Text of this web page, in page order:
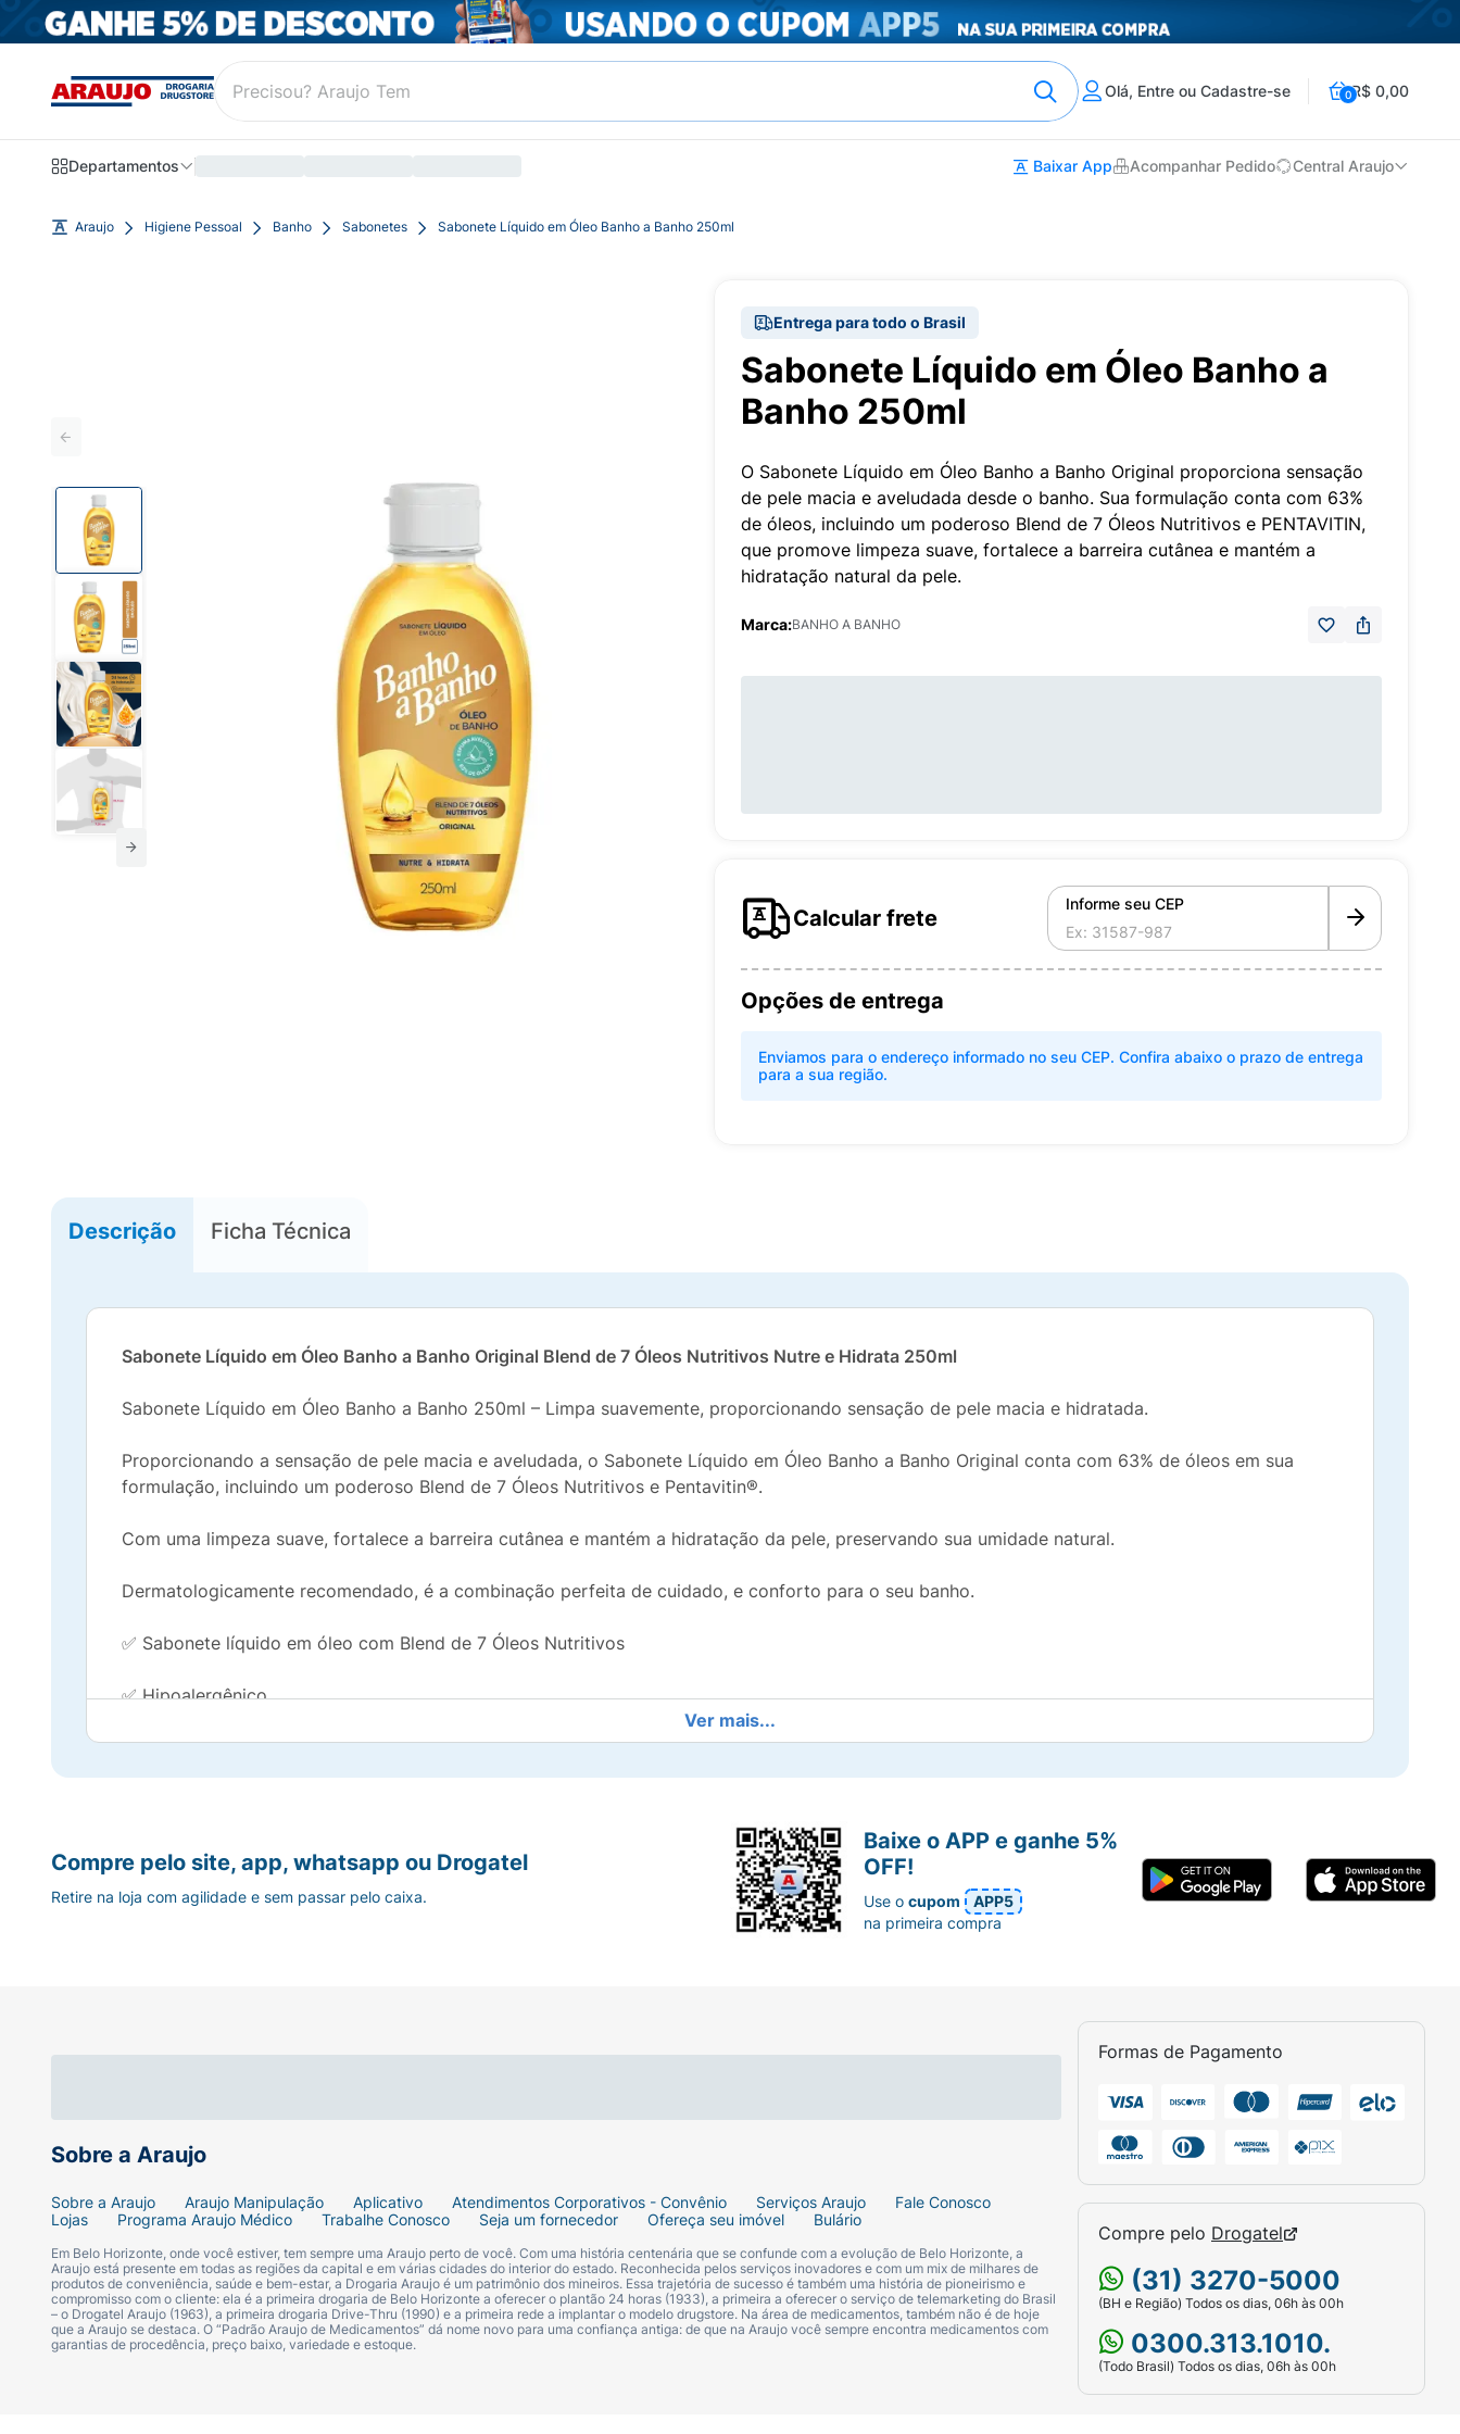
Olá, Entre ou Cadastre-se 0R$ 0,00
Departamentos Baixar App Acompanhar Pedido Central Araujo
Araujo Higiene Pessoal Banho Sabonetes Sabonete Líquido em Óleo Banho a Banho 250ml
Entrega para todo o Brasil
Sabonete Líquido em Óleo Banho a
Banho 250ml
O Sabonete Líquido em Óleo Banho a Banho Original proporciona sensação
de pele macia e aveludada desde o banho. Sua formulação conta com 63%
de óleos, incluindo um poderoso Blend de 7 Óleos Nutritivos e PENTAVITIN,
que promove limpeza suave, fortalece a barreira cutânea e mantém a
hidratação natural da pele.
Marca:BANHO A BANHO
Calcular frete
Informe seu CEP
Opções de entrega
Enviamos para o endereço informado no seu CEP. Confira abaixo o prazo de entrega
para a sua região.
Descrição Ficha Técnica
Sabonete Líquido em Óleo Banho a Banho Original Blend de 7 Óleos Nutritivos Nutre e Hidrata 250ml
Sabonete Líquido em Óleo Banho a Banho 250ml – Limpa suavemente, proporcionando sensação de pele macia e hidratada.
Proporcionando a sensação de pele macia e aveludada, o Sabonete Líquido em Óleo Banho a Banho Original conta com 63% de óleos em sua
formulação, incluindo um poderoso Blend de 7 Óleos Nutritivos e Pentavitin®.
Com uma limpeza suave, fortalece a barreira cutânea e mantém a hidratação da pele, preservando sua umidade natural.
Dermatologicamente recomendado, é a combinação perfeita de cuidado, e conforto para o seu banho.
✅ Sabonete líquido em óleo com Blend de 7 Óleos Nutritivos
✅ Hipoalergênico
✅ Sensação de banho tomado por mais tempo!
Compre agora o Sabonete Líquido em Óleo Banho a Banho 250ml e transforme seu banho em um ritual de cuidado!
Benefícios:
• Fortalece a barreira cutânea
• Sensação de pele macia e aveludada
• Ideal para peles secas e sensíveis
Uso externo. Evite contato com os olhos. Em caso de contato com os olhos, enxágue abundantemente com água. Caso ocorra irritação ou
sensibilidade, suspender o uso imediatamente. Manter fora do alcance de crianças.
Modo de usar:
Ver mais...
Sobre a Araujo
Sobre a Araujo Araujo Manipulação Aplicativo Atendimentos Corporativos - Convênio Serviços Araujo
Fale Conosco
Lojas
Programa Araujo Médico Trabalhe Conosco Seja um fornecedor Ofereça seu imóvel Bulário
Em Belo Horizonte, onde você estiver, tem sempre uma Araujo perto de você. Com uma história centenária que se confunde com a evolução de Belo Horizonte, a
Araujo está presente em todas as regiões da capital e em várias cidades do interior do estado. Reconhecida pelos serviços inovadores e com um mix de milhares de
produtos de conveniência, saúde e bem-estar, a Drogaria Araujo é um patrimônio dos mineiros. Essa trajetória de sucesso é também uma história de pioneirismo e
compromisso com o cliente: ela é a primeira drogaria de Belo Horizonte a oferecer o plantão 24 horas (1933), a primeira a oferecer o serviço de telemarketing do Brasil
– o Drogatel Araujo (1963), a primeira drogaria Drive-Thru (1990) e a primeira rede a implantar o modelo drugstore. Na área de medicamentos, também não é de hoje
que a Araujo se destaca. O “Padrão Araujo de Medicamentos” dá nome novo para uma confiança antiga: de que na Araujo você sempre encontra medicamentos com
garantias de procedência, preço baixo, variedade e estoque.
Formas de Pagamento
Compre pelo Drogatel
(31) 3270-5000
(BH e Região) Todos os dias, 06h às 00h
0300.313.1010.
(Todo Brasil) Todos os dias, 06h às 00h
Compre pelo site, app, whatsapp ou Drogatel
Retire na loja com agilidade e sem passar pelo caixa.
Baixe o APP e ganhe 5%
OFF!
Use ocupom
APP5
na primeira compra